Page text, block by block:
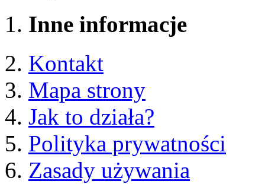
Inne informacje
Kontakt
Mapa strony
Jak to działa?
Polityka prywatności
Zasady używania